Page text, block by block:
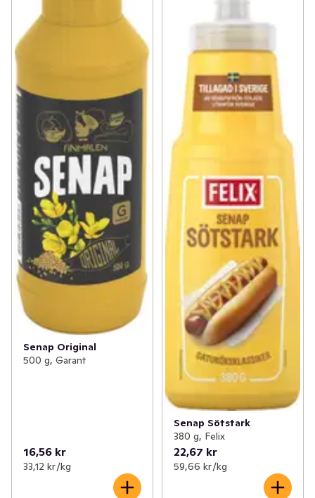
Senap Original
500 g, Garant
16,56 kr
33,12 kr /kg
Senap Sötstark
380 g, Felix
22,67 kr
59,66 kr /kg